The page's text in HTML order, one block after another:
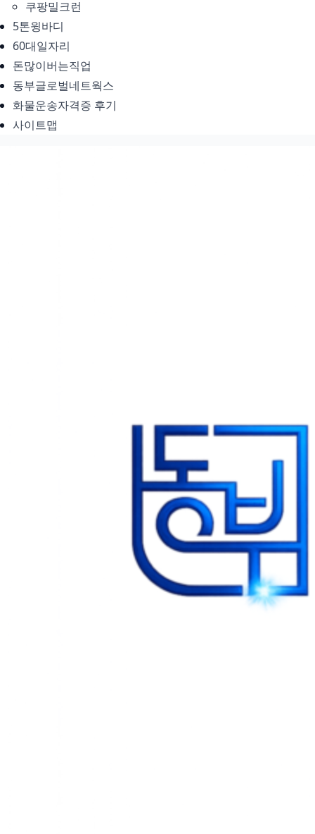
쿠팡밀크런
5톤윙바디
60대일자리
돈많이버는직업
동부글로벌네트웍스
화물운송자격증 후기
사이트맵